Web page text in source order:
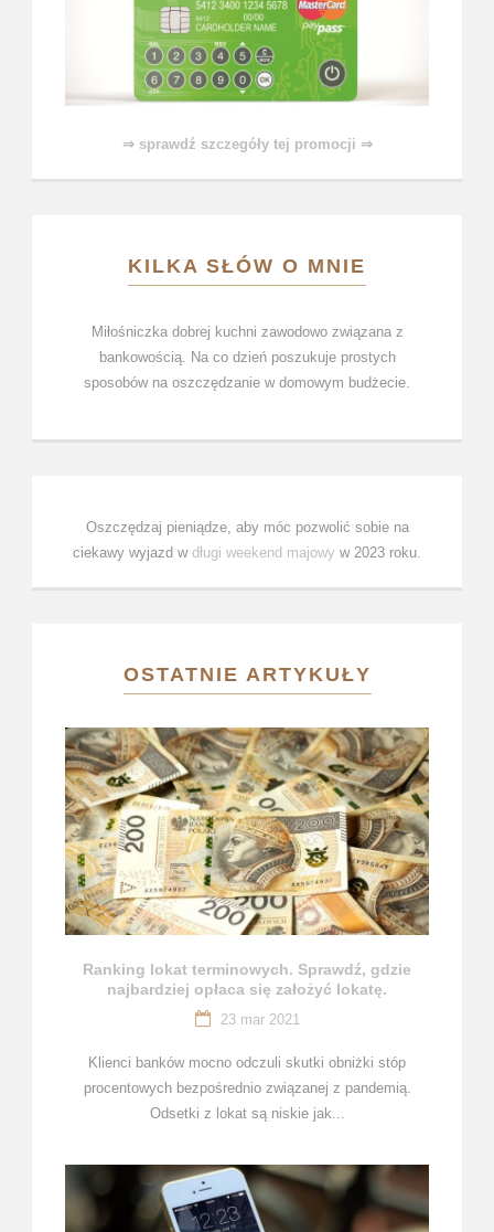
⇒ sprawdź szczegóły tej promocji ⇒
KILKA SŁÓW O MNIE
Miłośniczka dobrej kuchni zawodowo związana z
bankowością. Na co dzień poszukuje prostych
sposobów na oszczędzanie w domowym budżecie.
Oszczędzaj pieniądze, aby móc pozwolić sobie na
ciekawy wyjazd w długi weekend majowy w 2023 roku.
OSTATNIE ARTYKUŁY
Ranking lokat terminowych. Sprawdź, gdzie
najbardziej opłaca się założyć lokatę.
23 mar 2021
Klienci banków mocno odczuli skutki obniżki stóp
procentowych bezpośrednio związanej z pandemią.
Odsetki z lokat są niskie jak...